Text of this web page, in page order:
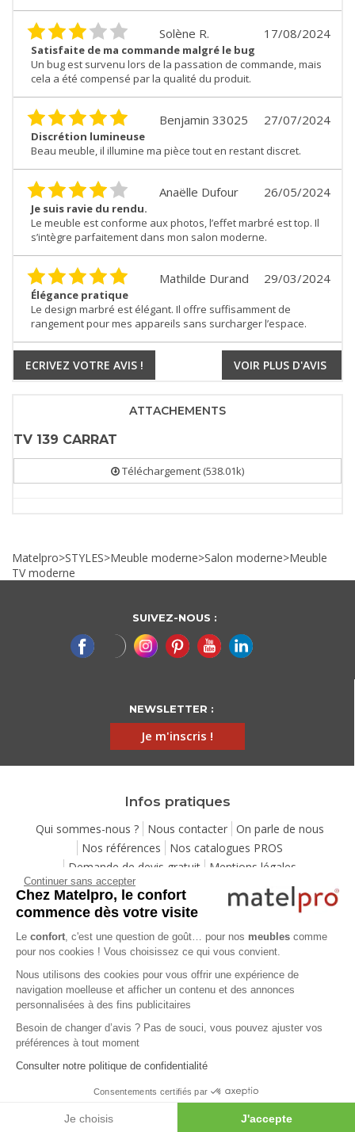
17/08/2024
Solène R.
Satisfaite de ma commande malgré le bug
Un bug est survenu lors de la passation de commande, mais
cela a été compensé par la qualité du produit.
27/07/2024
Benjamin 33025
Discrétion lumineuse
Beau meuble, il illumine ma pièce tout en restant discret.
26/05/2024
Anaëlle Dufour
Je suis ravie du rendu.
Le meuble est conforme aux photos, l’effet marbré est top. Il
s’intègre parfaitement dans mon salon moderne.
29/03/2024
Mathilde Durand
Élégance pratique
Le design marbré est élégant. Il offre suffisamment de
rangement pour mes appareils sans surcharger l’espace.
ECRIVEZ VOTRE AVIS ! VOIR PLUS D'AVIS
ATTACHEMENTS
TV 139 CARRAT
Téléchargement (538.01k)
Matelpro>STYLES>Meuble moderne>Salon moderne>Meuble
TV moderne
SUIVEZ-NOUS :
NEWSLETTER :
Je m'inscris !
Infos pratiques
Qui sommes-nous ? Nous contacter
On parle de nous
Nos références
Nos catalogues PROS
Demande de devis gratuit
Mentions légales
Conditions générales de vente
Protection de la vie privée
Gestion des cookies Utilisation de l'IA
Eco-participation
Pack Sérénité Cartes cadeaux
Codes promos
Location de mobilier professionnel
Aide
Foire Aux Questions
Méthodes de livraison
Service après-vente
Service de montage
Vos avantages Guides d'achat Lexique
Avis des consommateurs
Votre projet mobilier
Continuer sans accepter
Chez Matelpro, le confort
commence dès votre visite
Le confort, c'est une question de goût… pour nos meubles comme
pour nos cookies ! Vous choisissez ce qui vous convient.
Nous utilisons des cookies pour vous offrir une expérience de
navigation moelleuse et afficher un contenu et des annonces
personnalisées à des fins publicitaires
Besoin de changer d’avis ? Pas de souci, vous pouvez ajuster vos
préférences à tout moment
Consulter notre politique de confidentialité
Consentements certifiés par
Je choisis J'accepte